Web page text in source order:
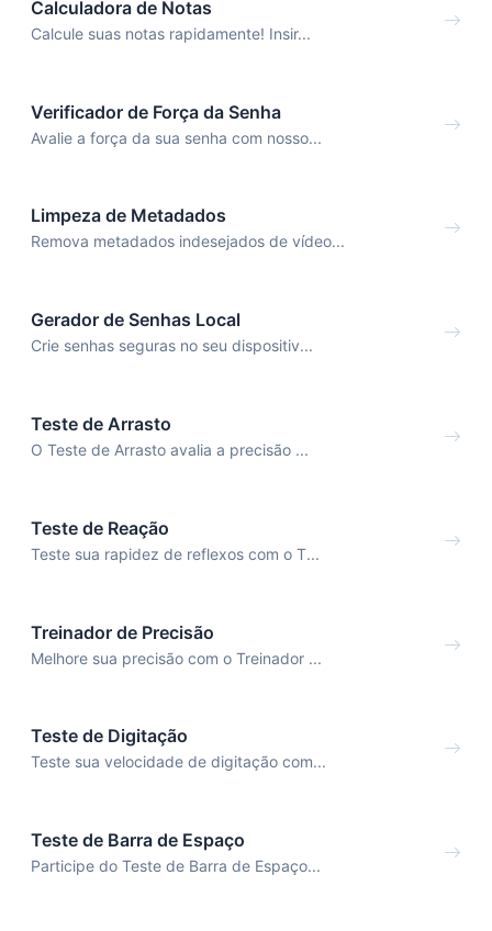
Calculadora de Notas
Calcule suas notas rapidamente! Insir...
Verificador de Força da Senha
Avalie a força da sua senha com nosso...
Limpeza de Metadados
Remova metadados indesejados de vídeo...
Gerador de Senhas Local
Crie senhas seguras no seu dispositiv...
Teste de Arrasto
O Teste de Arrasto avalia a precisão ...
Teste de Reação
Teste sua rapidez de reflexos com o T...
Treinador de Precisão
Melhore sua precisão com o Treinador ...
Teste de Digitação
Teste sua velocidade de digitação com...
Teste de Barra de Espaço
Participe do Teste de Barra de Espaço...